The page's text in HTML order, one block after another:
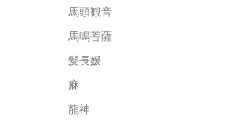
馬頭観音
馬鳴菩薩
髪長媛
麻
龍神